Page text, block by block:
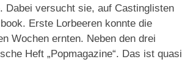
Dabei versucht sie, auf Castinglisten
Erste Lorbeeren konnte die
Wochen ernten. Neben den drei
Heft „Popmagazine“. Das ist quasi